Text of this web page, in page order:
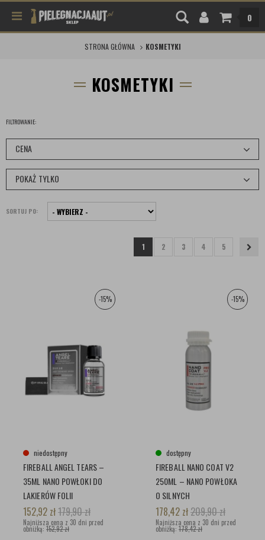
0
STRONA GŁÓWNA KOSMETYKI
KOSMETYKI
FILTROWANIE:
CENA
POKAŻ TYLKO
SORTUJ PO:
1 2 3 4 5
-15%
niedostępny
FIREBALL ANGEL TEARS –
35ML NANO POWŁOKI DO
LAKIERÓW FOLII
OCHRONNYCH I INNYCH
NAWIERZCHNI
152,92 zł179,90zł
Najniższa cena z 30 dni przed
obniżką: 152,92 zł
-15%
dostępny
FIREBALL NANO COAT V2
250ML – NANO POWŁOKA
O SILNYCH
WŁAŚCIWOŚCIACH
HYDROFOBOWYCH
178,42 zł209,90zł
Najniższa cena z 30 dni przed
obniżką: 178,42 zł